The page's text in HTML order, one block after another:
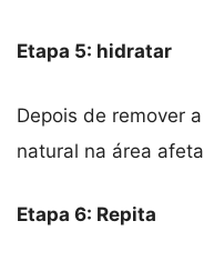
Etapa 5: hidratar
Depois de remover
natural na área
Etapa 6: Repita